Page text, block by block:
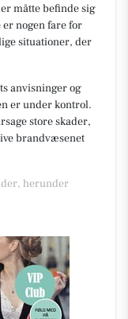
måtte befinde sig
nogen fare for
situationer, der
anvisninger og
er under kontrol.
store skader,
brandvæsenet
herunder